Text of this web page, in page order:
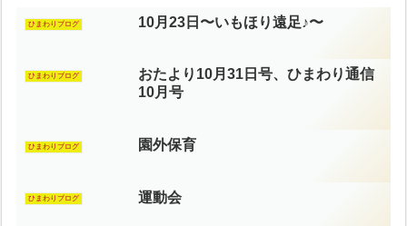
ひまわりブログ 10月23日〜いもほり遠足♪〜
ひまわりブログ
おたより10月31日号、ひまわり通信
10月号
ひまわりブログ 園外保育
ひまわりブログ 運動会